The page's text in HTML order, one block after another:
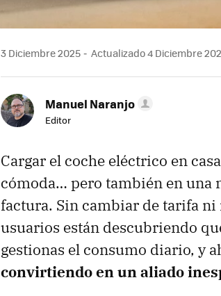
3 Diciembre 2025 Actualizado 4 Diciembre
Manuel Naranjo
Editor
Cargar el coche eléctrico en
cómoda… pero también en una
factura. Sin cambiar de tarifa ni
usuarios están descubriendo
gestionas el consumo diario, y
convirtiendo en un aliado